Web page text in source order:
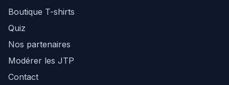
Boutique T-shirts
Quiz
Nos partenaires
Modérer les JTP
Contact